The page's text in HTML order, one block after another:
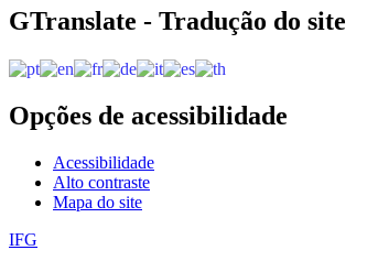
GTranslate - Tradução do site
Opções de acessibilidade
Acessibilidade
Alto contraste
Mapa do site
IFG